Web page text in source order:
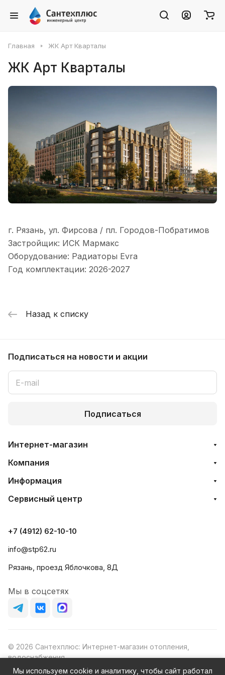
Главная ЖК Арт Кварталы
ЖК Арт Кварталы
г. Рязань, ул. Фирсова / пл. Городов-Побратимов
Застройщик: ИСК Мармакс
Оборудование: Радиаторы Evra
Год комплектации: 2026-2027
Назад к списку
Подписаться на новости и акции
Подписаться
Интернет-магазин
Компания
Информация
Сервисный центр
+7 (4912) 62-10-10
info@stp62.ru
Рязань, проезд Яблочкова, 8Д
Мы в соцсетях
© 2026 Сантехплюс: Интернет-магазин отопления,
водоснабжения
Юридический адрес: 390023, г. Рязань, проезд Яблочкова,
Мы используем cookie и аналитику, чтобы сайт работал